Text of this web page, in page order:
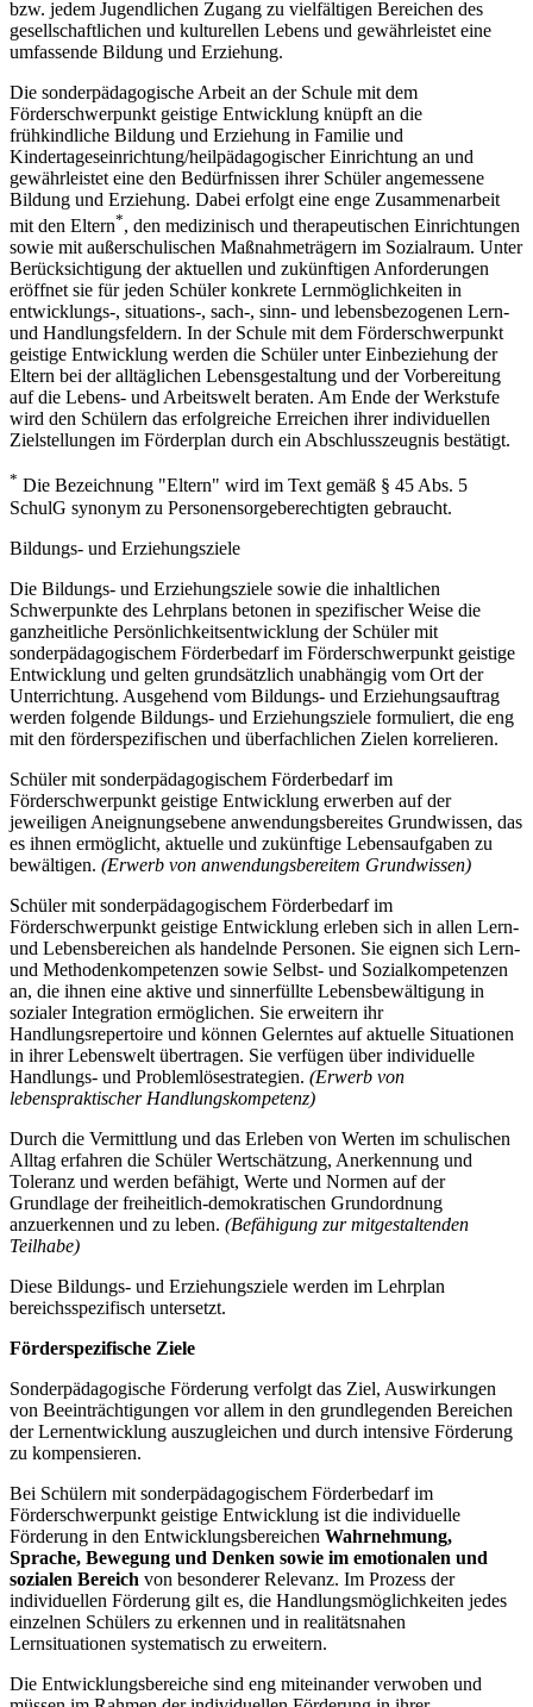
bzw. jedem Jugendlichen Zugang zu vielfältigen Bereichen des
gesellschaftlichen und kulturellen Lebens und gewährleistet eine
umfassende Bildung und Erziehung.
Die sonderpädagogische Arbeit an der Schule mit dem
Förderschwerpunkt geistige Entwicklung knüpft an die
frühkindliche Bildung und Erziehung in Familie und
Kindertageseinrichtung/heilpädagogischer Einrichtung an und
gewährleistet eine den Bedürfnissen ihrer Schüler angemessene
Bildung und Erziehung. Dabei erfolgt eine enge Zusammenarbeit
mit den Eltern*, den medizinisch und therapeutischen Einrichtungen
sowie mit außerschulischen Maßnahmeträgern im Sozialraum. Unter
Berücksichtigung der aktuellen und zukünftigen Anforderungen
eröffnet sie für jeden Schüler konkrete Lernmöglichkeiten in
entwicklungs-, situations-, sach-, sinn- und lebensbezogenen Lern-
und Handlungsfeldern. In der Schule mit dem Förderschwerpunkt
geistige Entwicklung werden die Schüler unter Einbeziehung der
Eltern bei der alltäglichen Lebensgestaltung und der Vorbereitung
auf die Lebens- und Arbeitswelt beraten. Am Ende der Werkstufe
wird den Schülern das erfolgreiche Erreichen ihrer individuellen
Zielstellungen im Förderplan durch ein Abschlusszeugnis bestätigt.
* Die Bezeichnung "Eltern" wird im Text gemäß § 45 Abs. 5
SchulG synonym zu Personensorgeberechtigten gebraucht.
Bildungs- und Erziehungsziele
Die Bildungs- und Erziehungsziele sowie die inhaltlichen
Schwerpunkte des Lehrplans betonen in spezifischer Weise die
ganzheitliche Persönlichkeitsentwicklung der Schüler mit
sonderpädagogischem Förderbedarf im Förderschwerpunkt geistige
Entwicklung und gelten grundsätzlich unabhängig vom Ort der
Unterrichtung. Ausgehend vom Bildungs- und Erziehungsauftrag
werden folgende Bildungs- und Erziehungsziele formuliert, die eng
mit den förderspezifischen und überfachlichen Zielen korrelieren.
Schüler mit sonderpädagogischem Förderbedarf im
Förderschwerpunkt geistige Entwicklung erwerben auf der
jeweiligen Aneignungsebene anwendungsbereites Grundwissen, das
es ihnen ermöglicht, aktuelle und zukünftige Lebensaufgaben zu
bewältigen. (Erwerb von anwendungsbereitem Grundwissen)
Schüler mit sonderpädagogischem Förderbedarf im
Förderschwerpunkt geistige Entwicklung erleben sich in allen Lern-
und Lebensbereichen als handelnde Personen. Sie eignen sich Lern-
und Methodenkompetenzen sowie Selbst- und Sozialkompetenzen
an, die ihnen eine aktive und sinnerfüllte Lebensbewältigung in
sozialer Integration ermöglichen. Sie erweitern ihr
Handlungsrepertoire und können Gelerntes auf aktuelle Situationen
in ihrer Lebenswelt übertragen. Sie verfügen über individuelle
Handlungs- und Problemlösestrategien. (Erwerb von
lebenspraktischer Handlungskompetenz)
Durch die Vermittlung und das Erleben von Werten im schulischen
Alltag erfahren die Schüler Wertschätzung, Anerkennung und
Toleranz und werden befähigt, Werte und Normen auf der
Grundlage der freiheitlich-demokratischen Grundordnung
anzuerkennen und zu leben. (Befähigung zur mitgestaltenden
Teilhabe)
Diese Bildungs- und Erziehungsziele werden im Lehrplan
bereichsspezifisch untersetzt.
Förderspezifische Ziele
Sonderpädagogische Förderung verfolgt das Ziel, Auswirkungen
von Beeinträchtigungen vor allem in den grundlegenden Bereichen
der Lernentwicklung auszugleichen und durch intensive Förderung
zu kompensieren.
Bei Schülern mit sonderpädagogischem Förderbedarf im
Förderschwerpunkt geistige Entwicklung ist die individuelle
Förderung in den Entwicklungsbereichen Wahrnehmung,
Sprache, Bewegung und Denken sowie im emotionalen und
sozialen Bereich von besonderer Relevanz. Im Prozess der
individuellen Förderung gilt es, die Handlungsmöglichkeiten jedes
einzelnen Schülers zu erkennen und in realitätsnahen
Lernsituationen systematisch zu erweitern.
Die Entwicklungsbereiche sind eng miteinander verwoben und